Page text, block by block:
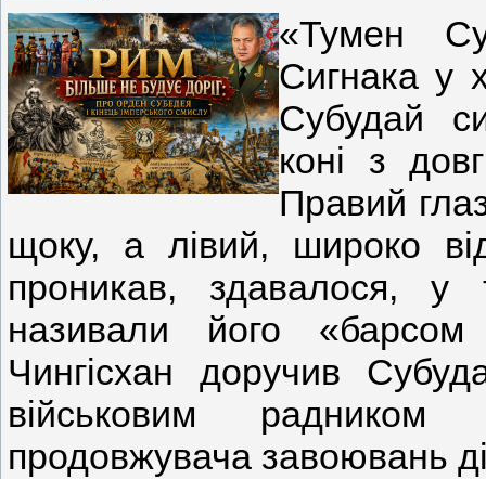
«Тумен
Сигнака у
Субудай
коні з
Правий
щоку, а лівий, широко
проникав, здавалося,
називали його
Чингісхан доручив
військовим
продовжувача завоювань